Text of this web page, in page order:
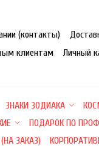
(контакты)
клиентам Личный
ЗНАКИ ЗОДИАКА
ПОДАРОК ПО
ЗАКАЗ)